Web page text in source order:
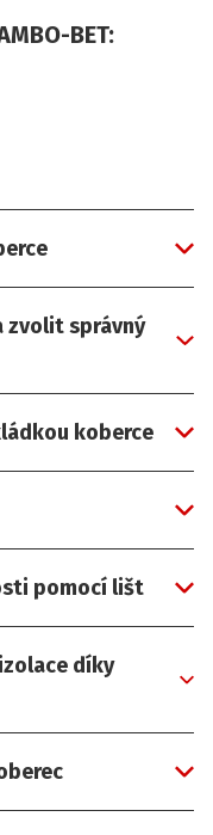
BET:
zvolit správný
koberce
pomocí lišt
díky